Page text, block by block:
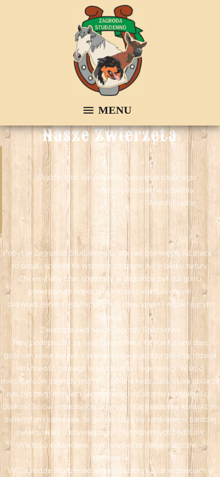
Nasze Zwierzęta
Dopóki ktoś nie pokocha zwierzęcia część jego
duszy pozostaje w uśpieniu.
Anatol France
Pobyt w Zagrodzie Studzienno to dla nas coś więcej niż praca –
to pasja i sposób na wspólne, rodzinne życie blisko natury.
Chcemy, aby czas spędzony w zagrodzie był dla gości
prawdziwym odpoczynkiem oraz wartościowym
doświadczeniem: edukacyjnym, rekreacyjnym i wspierającym
rozwój.
Zwierzęta jako serce Zagrody Studzienno
Nasi podopieczni są naszą wizytówką. Kontakt z nimi daje
gościom wiele korzyści: wspiera edukację przyrodniczą, rozwija
wrażliwość, pomaga w wyciszeniu i regeneracji. Wśród
mieszkańców zagrody jest m.in. dzielna koza Zuza, która obdarza
nas pysznym mlekiem (w zależności od sezonu i możliwości).
Bliskość lasów i otaczającej przyrody oraz codzienny kontakt ze
zwierzętami sprawiają, że goście czują się spokojniejsi, bardziej
zrelaksowani i odrywają myśli od codziennych bodźców.
Wartości edukacyjne, wychowawcze i terapeutyczne –
zooterapia
W Zagrodzie Studzienno zwierzęta biorą udział w zajęciach o